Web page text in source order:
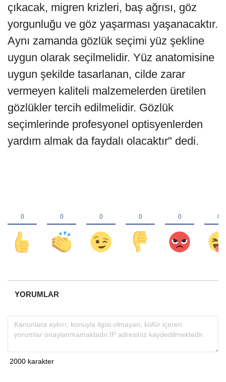
çıkacak, migren krizleri, baş ağrısı, göz
yorgunluğu ve göz yaşarması yaşanacaktır.
Aynı zamanda gözlük seçimi yüz şekline
uygun olarak seçilmelidir. Yüz anatomisine
uygun şekilde tasarlanan, cilde zarar
vermeyen kaliteli malzemelerden üretilen
gözlükler tercih edilmelidir. Gözlük
seçimlerinde profesyonel optisyenlerden
yardım almak da faydalı olacaktır" dedi.
YORUMLAR